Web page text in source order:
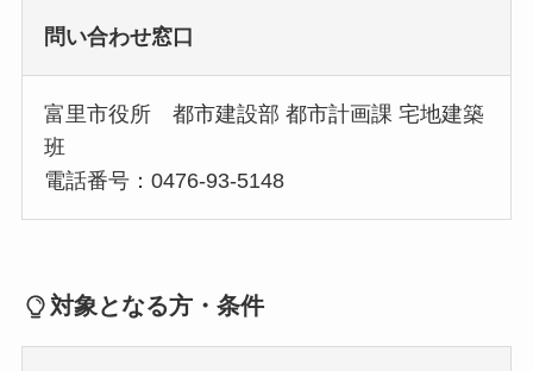
問い合わせ窓口
富里市役所 都市建設部 都市計画課 宅地建築
班
電話番号：0476-93-5148
対象となる方・条件